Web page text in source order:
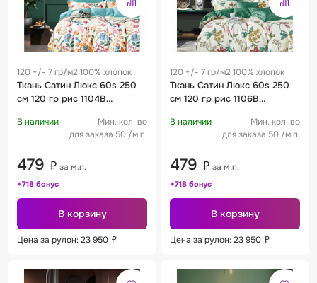
120 +/- 7 гр/м2 100% хлопок
Ткань Сатин Люкс 60s 250
см 120 гр рис 1104B
(компаньон)
В наличии
Мин. кол-во
для заказа 50 /м.п.
479 ₽ за м.п.
+718 бонус
В корзину
Цена за рулон: 23 950 ₽
120 +/- 7 гр/м2 100% хлопок
Ткань Сатин Люкс 60s 250
см 120 гр рис 1106B
(компаньон)
В наличии
Мин. кол-во
для заказа 50 /м.п.
479 ₽ за м.п.
+718 бонус
В корзину
Цена за рулон: 23 950 ₽